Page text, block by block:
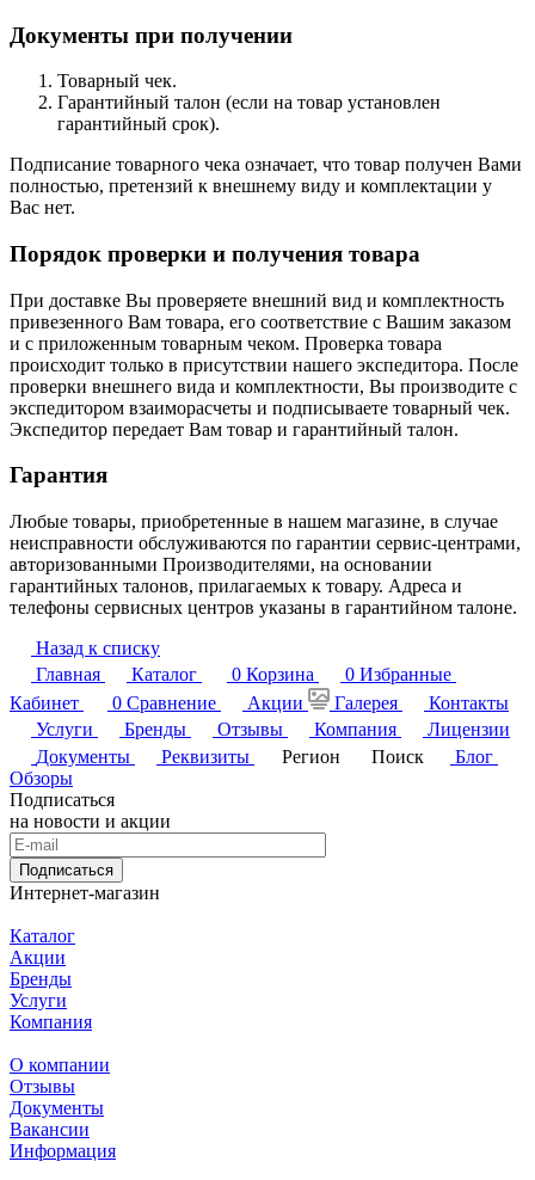
Документы при получении
Товарный чек.
Гарантийный талон (если на товар установлен
гарантийный срок).
Подписание товарного чека означает, что товар получен Вами
полностью, претензий к внешнему виду и комплектации у
Вас нет.
Порядок проверки и получения товара
При доставке Вы проверяете внешний вид и комплектность
привезенного Вам товара, его соответствие с Вашим заказом
и с приложенным товарным чеком. Проверка товара
происходит только в присутствии нашего экспедитора. После
проверки внешнего вида и комплектности, Вы производите с
экспедитором взаиморасчеты и подписываете товарный чек.
Экспедитор передает Вам товар и гарантийный талон.
Гарантия
Любые товары, приобретенные в нашем магазине, в случае
неисправности обслуживаются по гарантии сервис-центрами,
авторизованными Производителями, на основании
гарантийных талонов, прилагаемых к товару. Адреса и
телефоны сервисных центров указаны в гарантийном талоне.
Назад к списку
Главная
Каталог 0 Корзина 0 Избранные
Кабинет
0 Сравнение Акции Галерея
Контакты
Услуги
Бренды Отзывы Компания
Лицензии
Документы
Реквизиты Регион Поиск
Блог
Обзоры
Подписаться
на новости и акции
Подписаться
Интернет-магазин
Каталог
Акции
Бренды
Услуги
Компания
О компании
Отзывы
Документы
Вакансии
Информация